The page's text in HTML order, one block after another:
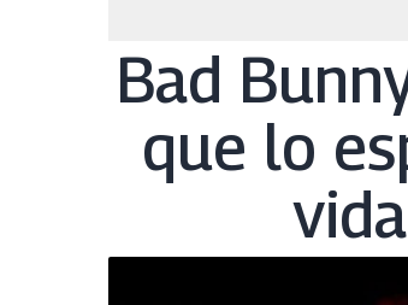
Bad
que lo